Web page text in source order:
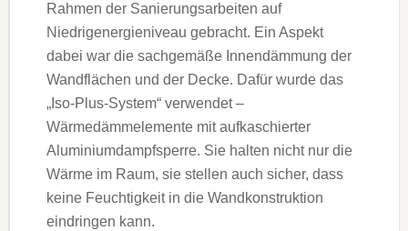
Rahmen der Sanierungsarbeiten auf
Niedrigenergieniveau gebracht. Ein Aspekt
dabei war die sachgemäße Innendämmung der
Wandflächen und der Decke. Dafür wurde das
„Iso-Plus-Sys­tem“ verwendet –
Wärmedämmelemente mit aufkaschierter
Aluminiumdampfsperre. Sie halten nicht nur die
Wärme im Raum, sie stellen auch sicher, dass
keine Feuchtigkeit in die Wandkonstruktion
eindringen kann.